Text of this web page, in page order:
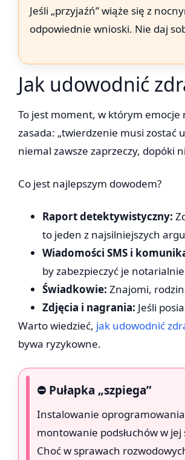
Jeśli „przyjaźń” wiąże się z
odpowiednie wnioski. Nie daj
Jak udowodnić
To jest moment, w którym emocje
zasada: „twierdzenie musi zostać
niemal zawsze zaprzeczy, dopóki
Co jest najlepszym dowodem?
Raport detektywistyczny:
to jeden z najsilniejszych
Wiadomości SMS i
by zabezpieczyć je
Świadkowie: Znajomi,
Zdjęcia i nagrania: Jeśli
Warto wiedzieć, jak udowodnić
bywa ryzykowne.
⛔ Pułapka „szpiega”
Instalowanie
montowanie podsłuchów w
Choć w sprawach